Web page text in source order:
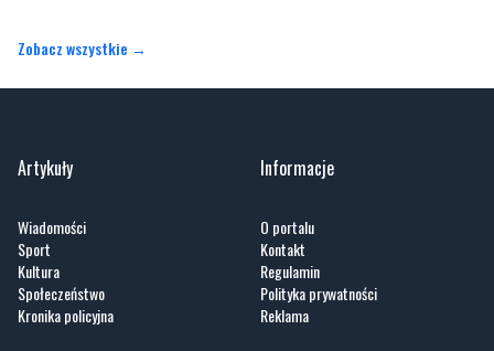
Zobacz wszystkie →
Artykuły
Wiadomości
Sport
Kultura
Społeczeństwo
Kronika policyjna
Informacje
O portalu
Kontakt
Regulamin
Polityka prywatności
Reklama